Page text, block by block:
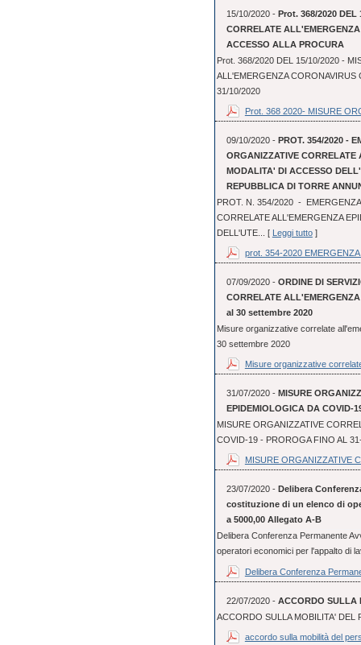
15/10/2020 - Prot. 368/2020 DEL
CORRELATE
ACCESSO ALLA PROCURA
Prot. 368/2020 DEL 15/10/2020 -
ALL'EMERGENZA
31/10/2020
Prot. 368 2020- MISURE
09/10/2020 - PROT. 354/2020 -
ORGANIZZATIVE
MODALITA' DI ACCESSO
REPUBBLICA DI TORRE
PROT. N. 354/2020 -
CORRELATE ALL'EMERGENZA
DELL'UTE... [ Leggi tutto]
prot. 354-2020
07/09/2020 - ORDINE DI
CORRELATE
al 30 settembre 2020
Misure organizzative correlate
30 settembre 2020
Misure organizzative
31/07/2020 - MISURE
EPIDEMIOLOGICA DA COVID-
MISURE ORGANIZZATIVE
COVID-19 - PROROGA FINO AL
MISURE ORGANIZZATIVE
23/07/2020 - Delibera
costituzione di un elenco di
a 5000,00 Allegato A-B
Delibera Conferenza Permanente
operatori economici per l'appalto di
Delibera Conferenza
22/07/2020 - ACCORDO SULLA
ACCORDO SULLA MOBILITA' DEL
accordo sulla mobilità del